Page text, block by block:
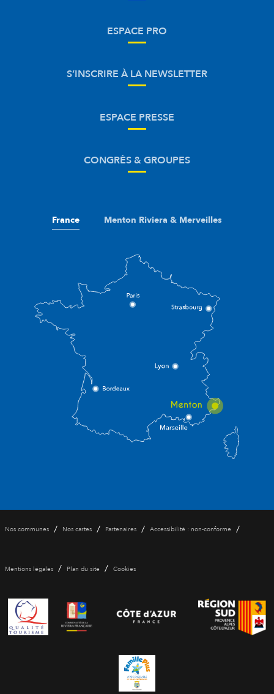
ESPACE PRO
S’INSCRIRE À LA NEWSLETTER
ESPACE PRESSE
CONGRÈS & GROUPES
France Menton Riviera & Merveilles
Nos communes / Nos cartes / Partenaires / Accessibilité : non-conforme /
Mentions légales / Plan du site / Cookies